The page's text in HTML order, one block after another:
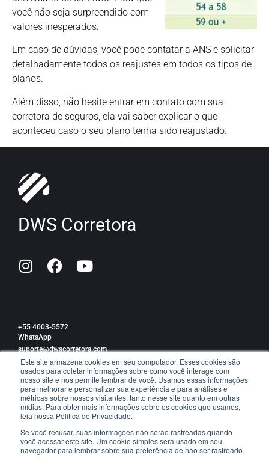
Este site armazena cookies em seu computador. Esses cookies são
usados para coletar informações sobre como você interage com
nosso site e nos permite lembrar de você. Usamos essas informações
para melhorar e personalizar sua experiência e para análises e
métricas sobre nossos visitantes, tanto nesse site quanto em outras
mídias. Para obter mais informações sobre os cookies que usamos,
leia nossa Política de Privacidade.
Se você recusar, suas informações não serão rastreadas quando
você acessar este site. Um cookie simples será usado em seu
navegador para lembrar sobre sua preferência de não ser rastreado.
você não seja surpreendido com
valores inesperados.
Em caso de dúvidas, você pode contatar a ANS e solicitar
detalhadamente todos os reajustes em todos os tipos de
planos.
Além disso, não hesite entrar em contato com sua
corretora de seguros, ela vai saber explicar o que
aconteceu caso o seu plano tenha sido reajustado.
DWS Corretora
+55 4003-5572
WhatsApp
suporte@dwscorretora.com
Política de privacidade
TRABALHE CONOSCO